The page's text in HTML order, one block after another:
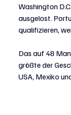
Washington
ausgelost.
qualifizieren,
Das auf 48
größte der
USA, Mexiko